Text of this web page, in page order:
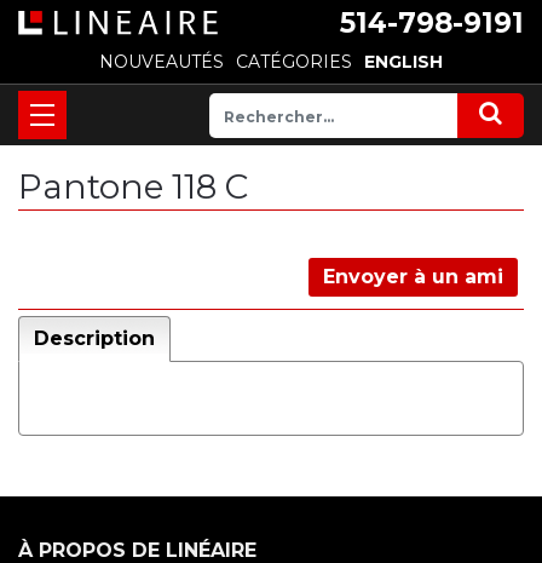
514-798-9191
NOUVEAUTÉS CATÉGORIES ENGLISH
Pantone 118 C
Envoyer à un ami
Description
À PROPOS DE LINÉAIRE